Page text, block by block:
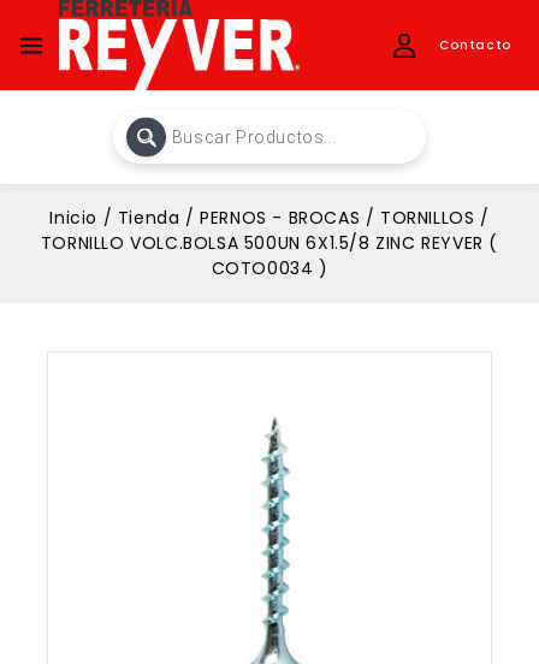
Contacto
Inicio / Tienda / PERNOS - BROCAS / TORNILLOS /
TORNILLO VOLC.BOLSA 500UN 6X1.5/8 ZINC REYVER (
COTO0034 )